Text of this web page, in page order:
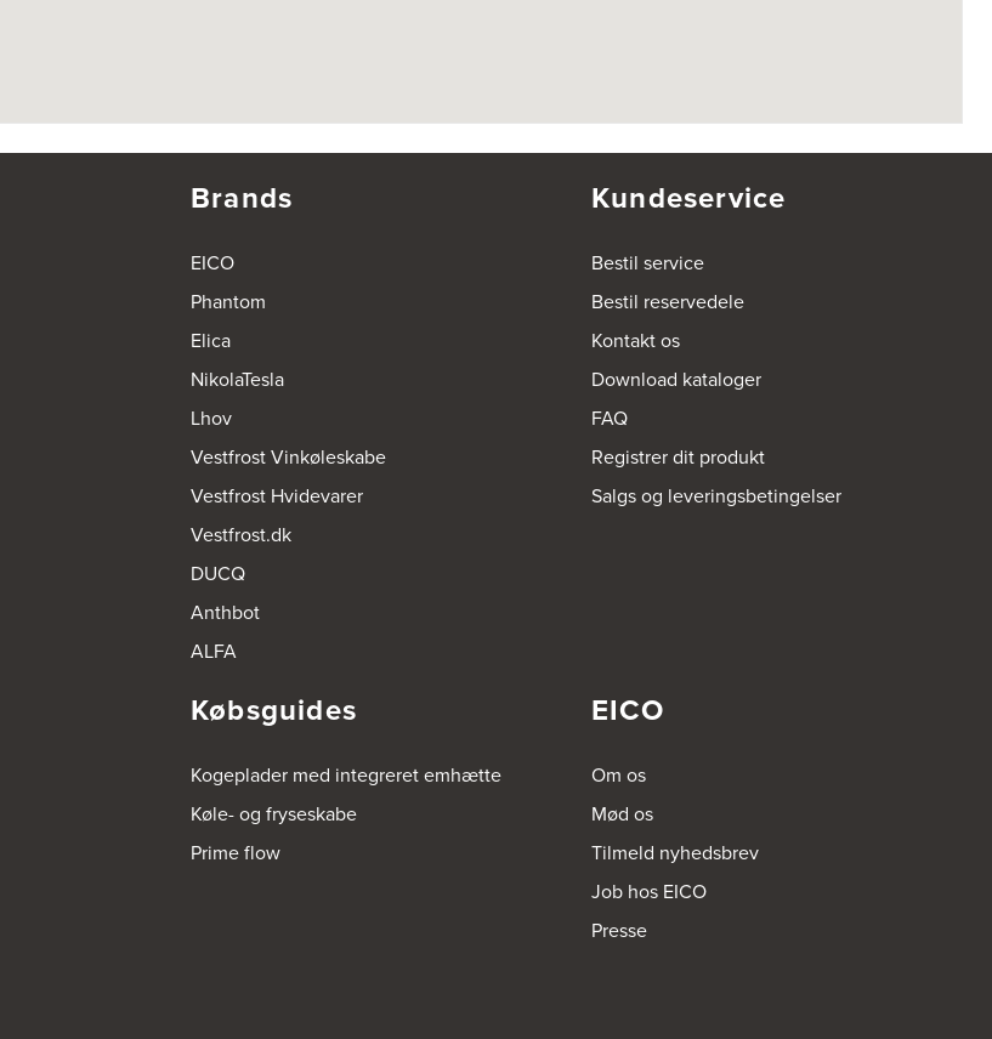
Brands
EICO
Phantom
Elica
NikolaTesla
Lhov
Vestfrost Vinkøleskabe
Vestfrost Hvidevarer
Vestfrost.dk
DUCQ
Anthbot
ALFA
Kundeservice
Bestil service
Bestil reservedele
Kontakt os
Download kataloger
FAQ
Registrer dit produkt
Salgs og leveringsbetingelser
Købsguides
Kogeplader med integreret emhætte
Køle- og fryseskabe
Prime flow
EICO
Om os
Mød os
Tilmeld nyhedsbrev
Job hos EICO
Presse